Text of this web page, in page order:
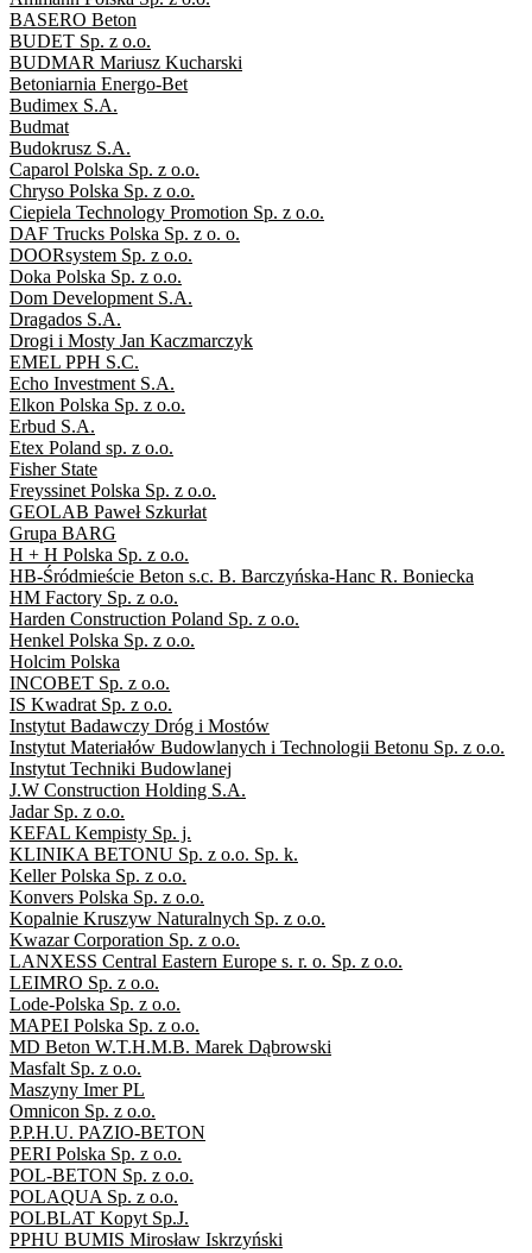
BASERO Beton
BUDET Sp. z o.o.
BUDMAR Mariusz Kucharski
Betoniarnia Energo-Bet
Budimex S.A.
Budmat
Budokrusz S.A.
Caparol Polska Sp. z o.o.
Chryso Polska Sp. z o.o.
Ciepiela Technology Promotion Sp. z o.o.
DAF Trucks Polska Sp. z o. o.
DOORsystem Sp. z o.o.
Doka Polska Sp. z o.o.
Dom Development S.A.
Dragados S.A.
Drogi i Mosty Jan Kaczmarczyk
EMEL PPH S.C.
Echo Investment S.A.
Elkon Polska Sp. z o.o.
Erbud S.A.
Etex Poland sp. z o.o.
Fisher State
Freyssinet Polska Sp. z o.o.
GEOLAB Paweł Szkurłat
Grupa BARG
H + H Polska Sp. z o.o.
HB-Śródmieście Beton s.c. B. Barczyńska-Hanc R. Boniecka
HM Factory Sp. z o.o.
Harden Construction Poland Sp. z o.o.
Henkel Polska Sp. z o.o.
Holcim Polska
INCOBET Sp. z o.o.
IS Kwadrat Sp. z o.o.
Instytut Badawczy Dróg i Mostów
Instytut Materiałów Budowlanych i Technologii Betonu Sp. z o.o.
Instytut Techniki Budowlanej
J.W Construction Holding S.A.
Jadar Sp. z o.o.
KEFAL Kempisty Sp. j.
KLINIKA BETONU Sp. z o.o. Sp. k.
Keller Polska Sp. z o.o.
Konvers Polska Sp. z o.o.
Kopalnie Kruszyw Naturalnych Sp. z o.o.
Kwazar Corporation Sp. z o.o.
LANXESS Central Eastern Europe s. r. o. Sp. z o.o.
LEIMRO Sp. z o.o.
Lode-Polska Sp. z o.o.
MAPEI Polska Sp. z o.o.
MD Beton W.T.H.M.B. Marek Dąbrowski
Masfalt Sp. z o.o.
Maszyny Imer PL
Omnicon Sp. z o.o.
P.P.H.U. PAZIO-BETON
PERI Polska Sp. z o.o.
POL-BETON Sp. z o.o.
POLAQUA Sp. z o.o.
POLBLAT Kopyt Sp.J.
PPHU BUMIS Mirosław Iskrzyński